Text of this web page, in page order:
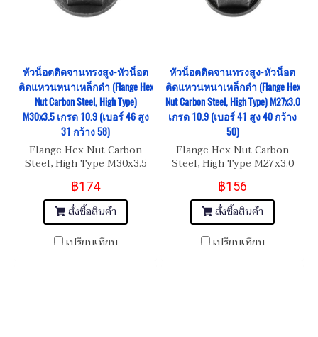
หัวน็อตติดจานทรงสูง-หัวน็อต
ติดแหวนหนาเหล็กดำ (Flange Hex
Nut Carbon Steel, High Type)
M30x3.5 เกรด 10.9 (เบอร์ 46 สูง
31 กว้าง 58)
Flange Hex Nut Carbon
Steel, High Type M30x3.5
฿174
สั่งซื้อสินค้า
เปรียบเทียบ
หัวน็อตติดจานทรงสูง-หัวน็อต
ติดแหวนหนาเหล็กดำ (Flange Hex
Nut Carbon Steel, High Type) M27x3.0
เกรด 10.9 (เบอร์ 41 สูง 40 กว้าง
50)
Flange Hex Nut Carbon
Steel, High Type M27x3.0
฿156
สั่งซื้อสินค้า
เปรียบเทียบ